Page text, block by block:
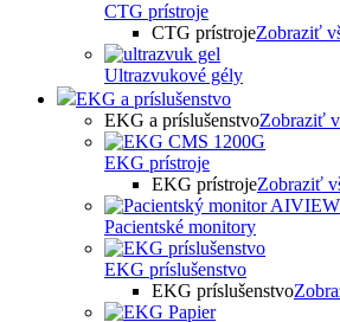
CTG prístroje
CTG prístrojeZobraziť
Ultrazvukové gély
EKG a príslušenstvo
EKG a príslušenstvoZobraziť
EKG prístroje
EKG prístrojeZobraziť
Pacientské monitory
EKG príslušenstvo
EKG príslušenstvo